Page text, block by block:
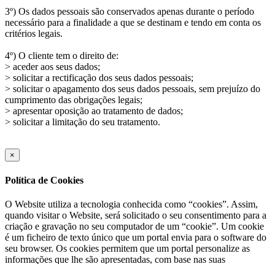
3º) Os dados pessoais são conservados apenas durante o período
necessário para a finalidade a que se destinam e tendo em conta os
critérios legais.
4º) O cliente tem o direito de:
> aceder aos seus dados;
> solicitar a rectificação dos seus dados pessoais;
> solicitar o apagamento dos seus dados pessoais, sem prejuízo do
cumprimento das obrigações legais;
> apresentar oposição ao tratamento de dados;
> solicitar a limitação do seu tratamento.
×
Política de Cookies
O Website utiliza a tecnologia conhecida como “cookies”. Assim,
quando visitar o Website, será solicitado o seu consentimento para a
criação e gravação no seu computador de um “cookie”. Um cookie
é um ficheiro de texto único que um portal envia para o software do
seu browser. Os cookies permitem que um portal personalize as
informações que lhe são apresentadas, com base nas suas